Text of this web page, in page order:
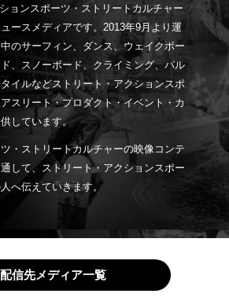
ョンスポーツ・ストリートカルチャー
ースメディアです。2013年9月より運
のサーフィン、ダンス、ウェイクボー
、スノーボード、クライミング、パル
イルなどストリート・アクションスポ
スリート・プロダクト・イベント・カ
しています。
・ストリートカルチャーの映像コンテ
して、ストリート・アクションスポー
へ伝えていきます。
配信先メディア一覧